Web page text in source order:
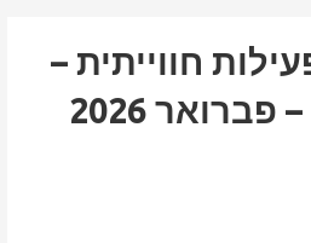
חווייתית –
2026